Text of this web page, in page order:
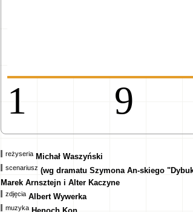
reżyseria Michał Waszyński
scenariusz (wg dramatu Szymona An-skiego
Marek Arnsztejn i Alter Kaczyne
zdjęcia Albert Wywerka
muzyka